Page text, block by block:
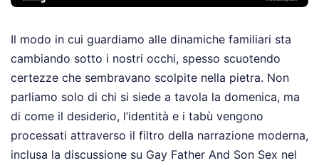
Il modo in cui guardiamo alle dinamiche familiari sta
cambiando sotto i nostri occhi, spesso scuotendo
certezze che sembravano scolpite nella pietra. Non
parliamo solo di chi si siede a tavola la domenica, ma
di come il desiderio, l’identità e i tabù vengono
processati attraverso il filtro della narrazione moderna,
inclusa la discussione su Gay Father And Son Sex nel